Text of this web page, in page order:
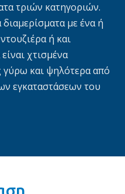
τριών κατηγοριών.
με ένα ή
ή και
χτισμένα
γύρω και ψηλότερα από
εγκαταστάσεων του